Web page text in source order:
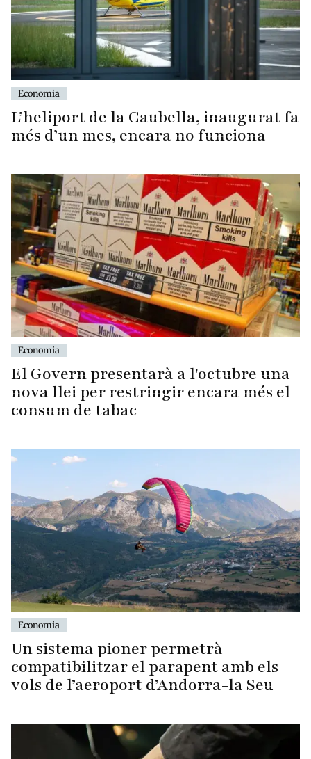
Economia
L’heliport de la Caubella, inaugurat fa
més d’un mes, encara no funciona
Economia
El Govern presentarà a l'octubre una
nova llei per restringir encara més el
consum de tabac
Economia
Un sistema pioner permetrà
compatibilitzar el parapent amb els
vols de l’aeroport d’Andorra-la Seu